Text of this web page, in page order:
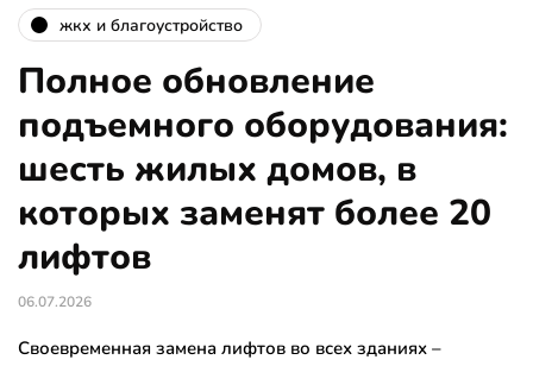
жкх и благоустройство
Полное обновление
подъемного оборудования:
шесть жилых домов, в
которых заменят более 20
лифтов
06.07.2026
Своевременная замена лифтов во всех зданиях –